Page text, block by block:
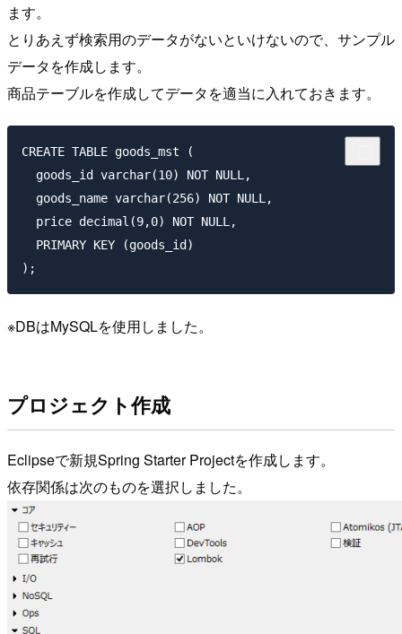
ます。
とりあえず検索用のデータがないといけないので、サンプル
データを作成します。
商品テーブルを作成してデータを適当に入れておきます。
CREATE TABLE goods_mst (
  goods_id varchar(10) NOT NULL,
  goods_name varchar(256) NOT NULL,
  price decimal(9,0) NOT NULL,
  PRIMARY KEY (goods_id)
※DBはMySQLを使用しました。
プロジェクト作成
Eclipseで新規Spring Starter Projectを作成します。
依存関係は次のものを選択しました。